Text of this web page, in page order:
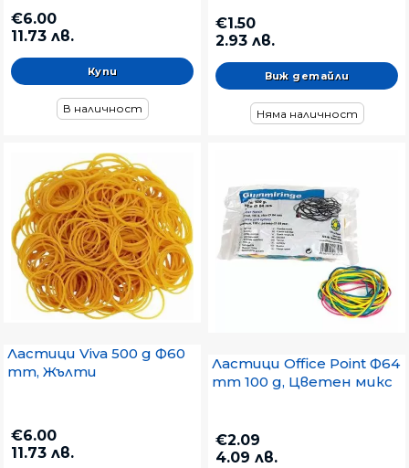
€6.00
11.73 лв.
В наличност
€1.50
2.93 лв.
Виж детайли
Няма наличност
Ластици Viva 500 g Ф60
mm, Жълти
€6.00
11.73 лв.
Ластици Office Point Ф64
mm 100 g, Цветен микс
€2.09
4.09 лв.